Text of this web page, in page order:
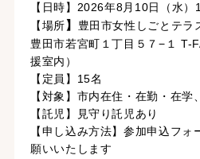
【日時】2026年8月10日（水
【場所】
豊田市女性しごとテラ
豊田市若宮町１丁目５７−１ T-
援室内）
【定員】15名
【対象】市内在住・在勤・在
【託児】見守り託児あり
【申し込み方法】参加申込フ
願いいたします